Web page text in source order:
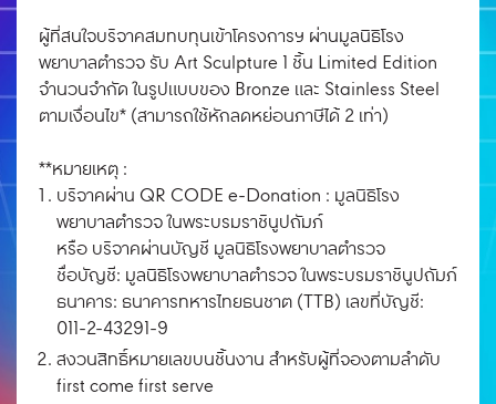
ผู้ที่สนใจบริจาคสมทบทุนเข้าโครงการฯ ผ่านมูลนิธิโรง
พยาบาลตำรวจ รับ Art Sculpture 1 ชิ้น Limited Edition
จำนวนจำกัด ในรูปแบบของ Bronze และ Stainless Steel
ตามเงื่อนไข* (สามารถใช้หักลดหย่อนภาษีได้ 2 เท่า)
**หมายเหตุ :
บริจาคผ่าน QR CODE e-Donation : มูลนิธิโรง
พยาบาลตำรวจ ในพระบรมราชินูปถัมภ์
หรือ บริจาคผ่านบัญชี มูลนิธิโรงพยาบาลตำรวจ
ชื่อบัญชี: มูลนิธิโรงพยาบาลตำรวจ ในพระบรมราชินูปถัมภ์
ธนาคาร: ธนาคารทหารไทยธนชาต (TTB) เลขที่บัญชี:
011-2-43291-9
สงวนสิทธิ์หมายเลขบนชิ้นงาน สำหรับผู้ที่จองตามลำดับ
first come first serve